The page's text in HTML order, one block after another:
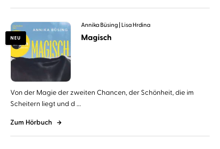
NEU
Annika Büsing Lisa Hrdina
Magisch
Von der Magie der zweiten Chancen, der Schönheit, die im
Scheitern liegt und d ...
Zum Hörbuch